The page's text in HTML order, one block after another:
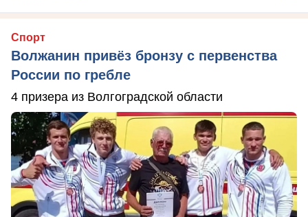
Спорт
Волжанин привёз бронзу с первенства
России по гребле
4 призера из Волгоградской области